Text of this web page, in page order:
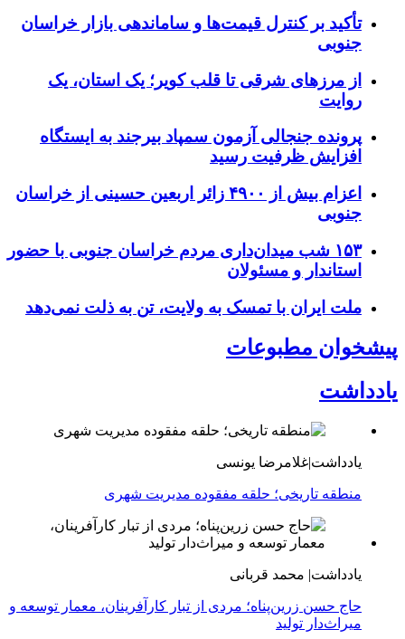
تأکید بر کنترل قیمت‌ها و ساماندهی بازار خراسان
جنوبی
از مرزهای شرقی تا قلب کویر؛ یک استان، یک
روایت
پرونده جنجالی آزمون سمپاد بیرجند به ایستگاه
افزایش ظرفیت رسید
اعزام بیش از ۴۹۰۰ زائر اربعین حسینی از خراسان
جنوبی
۱۵۳ شب میدان‌داری مردم خراسان جنوبی با حضور
استاندار و مسئولان
ملت ایران با تمسک به ولایت، تن به ذلت نمی‌دهد
پیشخوان مطبوعات
یادداشت
یادداشت|غلامرضا یونسی
منطقه تاریخی؛ حلقه مفقوده مدیریت شهری
یادداشت| محمد قربانی
حاج حسن زرین‌پناه؛ مردی از تبار کارآفرینان، معمار توسعه و
میراث‌دار تولید